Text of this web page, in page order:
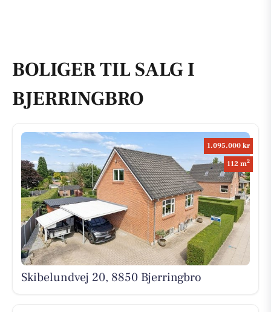
BOLIGER TIL SALG I
BJERRINGBRO
1.095.000 kr
112 m2
Skibelundvej 20, 8850 Bjerringbro